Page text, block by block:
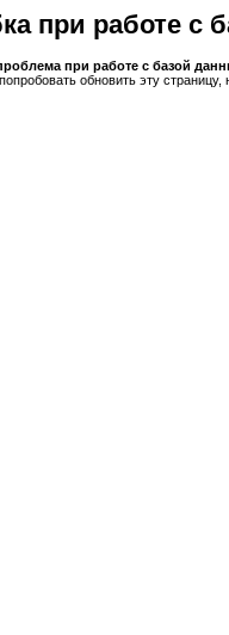
при работе с
при работе с базой
обновить эту страницу,